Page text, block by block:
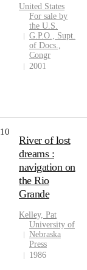
United States
For sale by
the U.S.
G.P.O., Supt.
of Docs.,
Congr
2001
10
River of lost
dreams :
navigation on
the Rio
Grande
Kelley, Pat
University of
Nebraska
Press
1986